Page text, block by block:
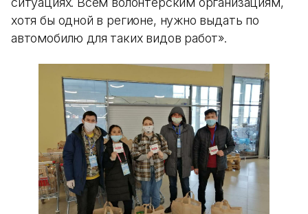
хотя бы одной в регионе, нужно выдать по
автомобилю для таких видов работ».